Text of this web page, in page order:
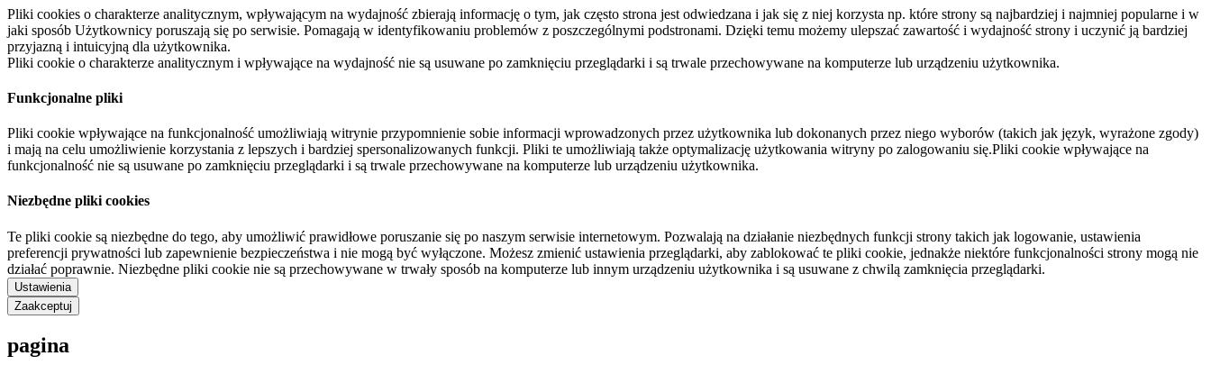
Pliki cookies o charakterze analitycznym, wpływającym na wydajność zbierają informację o tym, jak często strona jest odwiedzana i jak się z niej korzysta np. które strony są najbardziej i najmniej popularne i w
jaki sposób Użytkownicy poruszają się po serwisie. Pomagają w identyfikowaniu problemów z poszczególnymi podstronami. Dzięki temu możemy ulepszać zawartość i wydajność strony i uczynić ją bardziej
przyjazną i intuicyjną dla użytkownika.
Pliki cookie o charakterze analitycznym i wpływające na wydajność nie są usuwane po zamknięciu przeglądarki i są trwale przechowywane na komputerze lub urządzeniu użytkownika.
Funkcjonalne pliki
Pliki cookie wpływające na funkcjonalność umożliwiają witrynie przypomnienie sobie informacji wprowadzonych przez użytkownika lub dokonanych przez niego wyborów (takich jak język, wyrażone zgody)
i mają na celu umożliwienie korzystania z lepszych i bardziej spersonalizowanych funkcji. Pliki te umożliwiają także optymalizację użytkowania witryny po zalogowaniu się.Pliki cookie wpływające na
funkcjonalność nie są usuwane po zamknięciu przeglądarki i są trwale przechowywane na komputerze lub urządzeniu użytkownika.
Niezbędne pliki cookies
Te pliki cookie są niezbędne do tego, aby umożliwić prawidłowe poruszanie się po naszym serwisie internetowym. Pozwalają na działanie niezbędnych funkcji strony takich jak logowanie, ustawienia
preferencji prywatności lub zapewnienie bezpieczeństwa i nie mogą być wyłączone. Możesz zmienić ustawienia przeglądarki, aby zablokować te pliki cookie, jednakże niektóre funkcjonalności strony mogą nie
działać poprawnie. Niezbędne pliki cookie nie są przechowywane w trwały sposób na komputerze lub innym urządzeniu użytkownika i są usuwane z chwilą zamknięcia przeglądarki.
Ustawienia
Zaakceptuj
pagina